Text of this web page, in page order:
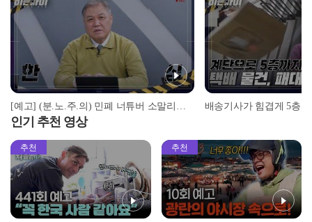
[예고] (분.노.주.의) 민폐 너튜버 소말리의 만행! l #히든아이 l #MBCevery1 l EP.20
인기 추천 영상
추천 추천